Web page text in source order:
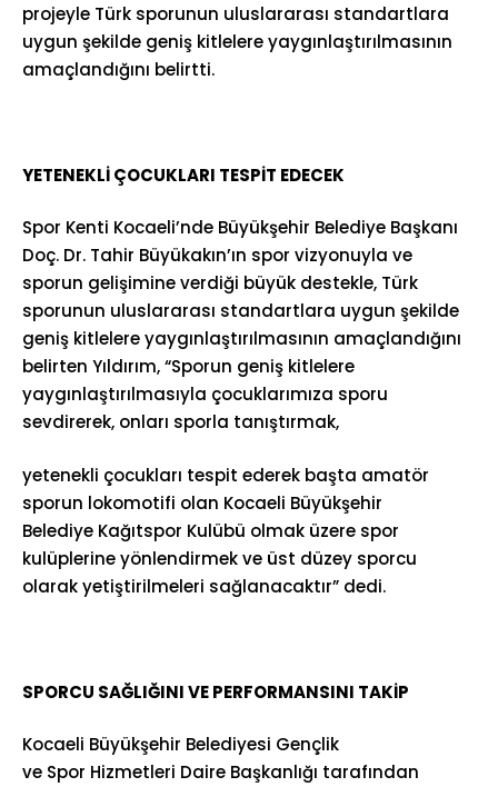
projeyle Türk sporunun uluslararası standartlara
uygun şekilde geniş kitlelere yaygınlaştırılmasının
amaçlandığını belirtti.
YETENEKLİ ÇOCUKLARI TESPİT EDECEK
Spor Kenti Kocaeli’nde Büyükşehir Belediye Başkanı
Doç. Dr. Tahir Büyükakın’ın spor vizyonuyla ve
sporun gelişimine verdiği büyük destekle, Türk
sporunun uluslararası standartlara uygun şekilde
geniş kitlelere yaygınlaştırılmasının amaçlandığını
belirten Yıldırım, “Sporun geniş kitlelere
yaygınlaştırılmasıyla çocuklarımıza sporu
sevdirerek, onları sporla tanıştırmak,
yetenekli çocukları tespit ederek başta amatör
sporun lokomotifi olan Kocaeli Büyükşehir
Belediye Kağıtspor Kulübü olmak üzere spor
kulüplerine yönlendirmek ve üst düzey sporcu
olarak yetiştirilmeleri sağlanacaktır” dedi.
SPORCU SAĞLIĞINI VE PERFORMANSINI TAKİP
Kocaeli Büyükşehir Belediyesi Gençlik
ve Spor Hizmetleri Daire Başkanlığı tarafından